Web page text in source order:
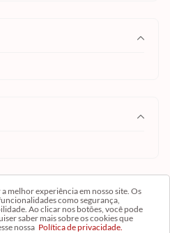
melhor experiência em nosso site. Os
como segurança,
Ao clicar nos botões, você pode
saber mais sobre os cookies que
nossa Política de privacidade.